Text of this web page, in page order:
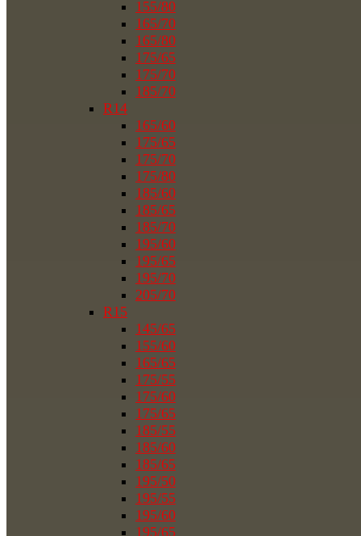
155/80
165/70
165/80
175/65
175/70
185/70
R14
165/60
175/65
175/70
175/80
185/60
185/65
185/70
195/60
195/65
195/70
205/70
R15
145/65
155/60
165/65
175/55
175/60
175/65
185/55
185/60
185/65
195/50
195/55
195/60
195/65